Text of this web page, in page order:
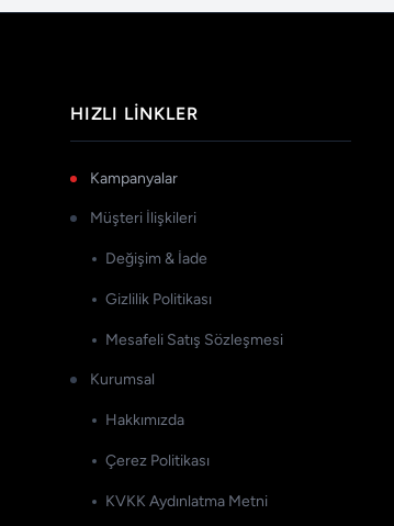
HIZLI LINKLER
Kampanyalar
Müşteri İlişkileri
Değişim & İade
Gizlilik Politikası
Mesafeli Satış Sözleşmesi
Kurumsal
Hakkımızda
Çerez Politikası
KVKK Aydınlatma Metni